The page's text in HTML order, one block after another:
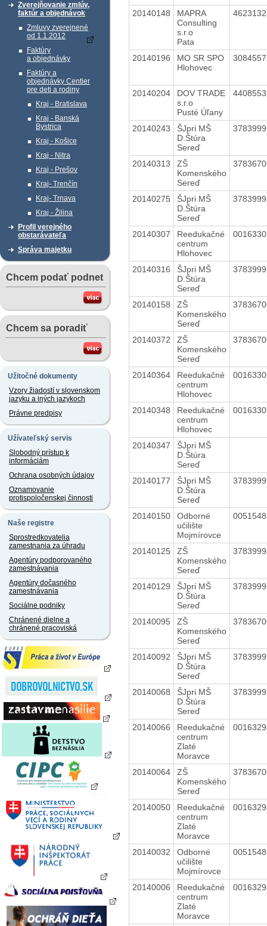
Zverejňovanie zmlúv,
faktúr a objednávok
Zmluvy zverejnené
od 1.1.2012
Faktúry
a objednávky
Faktúry a
objednávky Centier
pre deti a rodiny
Kraj - Bratislava
Kraj - Banská
Bystrica
Kraj - Košice
Kraj - Nitra
Kraj - Prešov
Kraj- Trenčín
Kraj- Trnava
Kraj - Žilina
Profil verejného
obstarávateľa
Správa majetku
Chcem podať podnet
Chcem sa poradiť
Užitočné dokumenty
Vzory žiadostí v slovenskom
jazyku a iných jazykoch
Právne predpisy
Užívateľský servis
Slobodný prístup k
informáciám
Ochrana osobných údajov
Oznamovanie
protispoločenskej činnosti
Naše registre
Sprostredkovatelia
zamestnania za úhradu
Agentúry podporovaného
zamestnávania
Agentúry dočasného
zamestnávania
Sociálne podniky
Chránené dielne a
chránené pracoviská
20140148
MAPRA
Consulting
s.r.o
Pata
20140196
MO SR SPO
Hlohovec
20140204
DOV TRADE
s.r.o
Pusté Úľany
20140243
ŠJpri MŠ
D.Štúra
Sereď
20140313
ZŠ
Komenského
Sereď
20140275
ŠJpri MŠ
D.Štúra
Sereď
20140307
Reedukačné
centrum
Hlohovec
20140316
ŠJpri MŠ
D.Štúra
Sereď
20140158
ZŠ
Komenského
Sereď
20140372
ZŠ
Komenského
Sereď
20140364
Reedukačné
centrum
Hlohovec
20140348
Reedukačné
centrum
Hlohovec
20140347
ŠJpri MŠ
D.Štúra
Sereď
20140177
ŠJpri MŠ
D.Štúra
Sereď
20140150
Odborné
učilište
Mojmírovce
20140125
ZŠ
Komenského
Sereď
20140129
ŠJpri MŠ
D.Štúra
Sereď
20140095
ZŠ
Komenského
Sereď
20140092
ŠJpri MŠ
D.Štúra
Sereď
20140068
ŠJpri MŠ
D.Štúra
Sereď
20140066
Reedukačné
centrum
Zlaté
Moravce
20140064
ZŠ
Komenského
Sereď
20140050
Reedukačné
centrum
Zlaté
Moravce
20140032
Odborné
učilište
Mojmírovce
20140006
Reedukačné
centrum
Zlaté
Moravce